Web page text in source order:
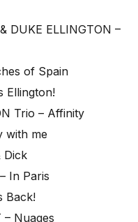
DUKE ELLINGTON –
of Spain
Ellington!
Trio – Affinity
with me
Dick
In Paris
Back!
– Nuages